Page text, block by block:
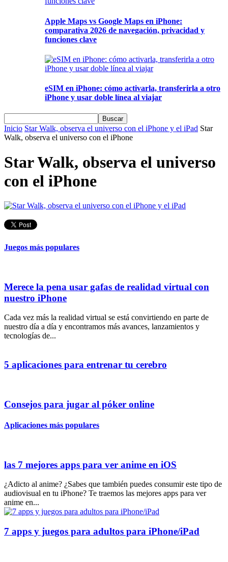
Apple Maps vs Google Maps en iPhone:
comparativa 2026 de navegación, privacidad y
funciones clave
eSIM en iPhone: cómo activarla, transferirla a otro
iPhone y usar doble línea al viajar
Inicio Star Walk, observa el universo con el iPhone y el iPad Star
Walk, observa el universo con el iPhone
Star Walk, observa el universo
con el iPhone
Juegos más populares
Merece la pena usar gafas de realidad virtual con
nuestro iPhone
Cada vez más la realidad virtual se está convirtiendo en parte de
nuestro día a día y encontramos más avances, lanzamientos y
tecnologías de...
5 aplicaciones para entrenar tu cerebro
Consejos para jugar al póker online
Aplicaciones más populares
las 7 mejores apps para ver anime en iOS
¿Adicto al anime? ¿Sabes que también puedes consumir este tipo de
audiovisual en tu iPhone? Te traemos las mejores apps para ver
anime en...
7 apps y juegos para adultos para iPhone/iPad